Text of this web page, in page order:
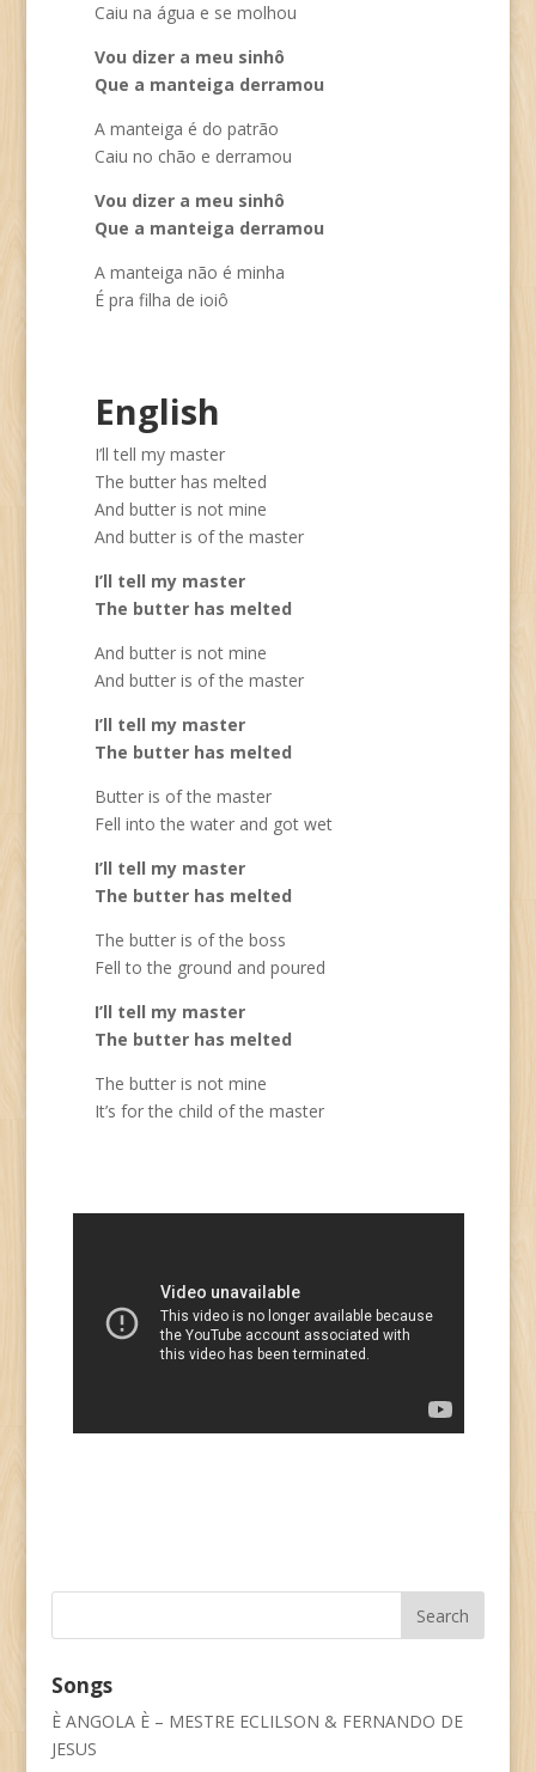
Caiu na água e se molhou
Vou dizer a meu sinhô
Que a manteiga derramou
A manteiga é do patrão
Caiu no chão e derramou
Vou dizer a meu sinhô
Que a manteiga derramou
A manteiga não é minha
É pra filha de ioiô
English
I’ll tell my master
The butter has melted
And butter is not mine
And butter is of the master
I’ll tell my master
The butter has melted
And butter is not mine
And butter is of the master
I’ll tell my master
The butter has melted
Butter is of the master
Fell into the water and got wet
I’ll tell my master
The butter has melted
The butter is of the boss
Fell to the ground and poured
I’ll tell my master
The butter has melted
The butter is not mine
It’s for the child of the master
Songs
È ANGOLA È – MESTRE ECLILSON & FERNANDO DE
JESUS